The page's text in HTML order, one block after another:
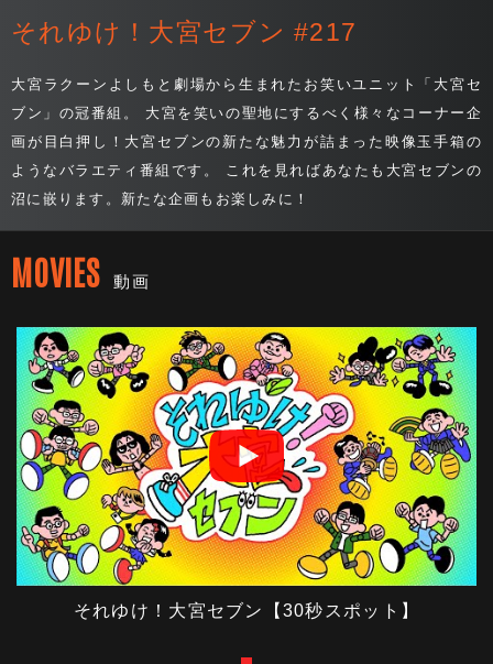
それゆけ！大宮セブン #217
大宮ラクーンよしもと劇場から生まれたお笑いユニット「大宮セ
ブン」の冠番組。 大宮を笑いの聖地にするべく様々なコーナー企
画が目白押し！大宮セブンの新たな魅力が詰まった映像玉手箱の
ようなバラエティ番組です。 これを見ればあなたも大宮セブンの
沼に嵌ります。新たな企画もお楽しみに！
MOVIES 動画
それゆけ！大宮セブン【30秒スポット】